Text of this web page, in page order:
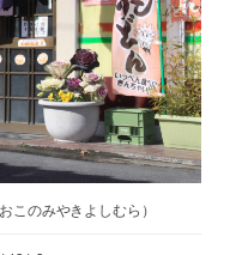
このみやきよしむら）